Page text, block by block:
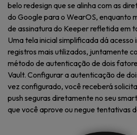
belo redesign que se alinha com as
do Google para o WearOS, enquanto
de assinatura do Keeper refletida em
Uma tela inicial simplificada dá acesso
registros mais utilizados, juntamente
método de autenticação de dois
Vault. Configurar a autenticação de
vez configurado, você receberá
push seguras diretamente no seu
que você aprove ou negue tentativas